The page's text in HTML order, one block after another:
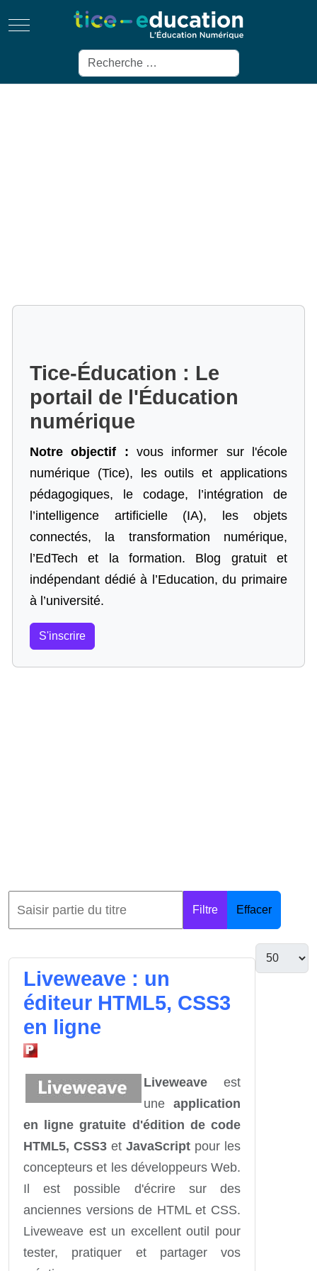
Mobile Menu Toggle
Rechercher
Tice-Éducation : Le
portail de l'Éducation
numérique
Notre objectif : vous informer sur l'école
numérique (Tice), les outils et applications
pédagogiques, le codage,
l’intégration de
l’intelligence artificielle (IA), les objets
connectés, la transformation numérique,
l’EdTech et la formation. Blog gratuit et
indépendant dédié à l’Education, du primaire
à l’université.
S'inscrire
Filtre Effacer
Liveweave : un
éditeur HTML5, CSS3
en ligne
Liveweave est
une application
en ligne gratuite d'édition de code
HTML5, CSS3 et JavaScript pour les
concepteurs et les développeurs Web.
Il est possible d'écrire sur des
anciennes versions de HTML et CSS.
Liveweave est un excellent outil pour
tester, pratiquer et partager vos